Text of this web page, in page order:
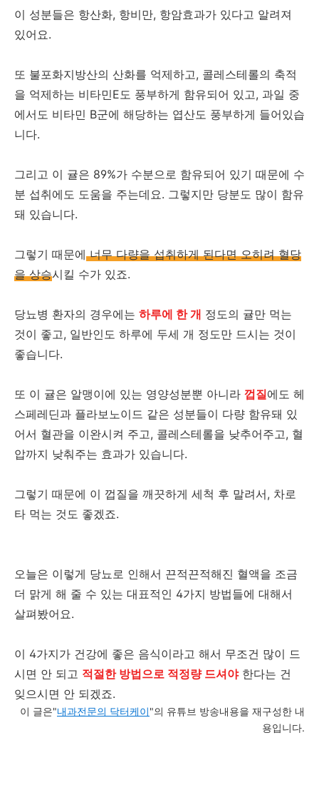
이 성분들은 항산화, 항비만, 항암효과가 있다고 알려져
있어요.
또 불포화지방산의 산화를 억제하고, 콜레스테롤의 축적
을 억제하는 비타민E도 풍부하게 함유되어 있고, 과일 중
에서도 비타민 B군에 해당하는 엽산도 풍부하게 들어있습
니다.
그리고 이 귤은 89%가 수분으로 함유되어 있기 때문에 수
분 섭취에도 도움을 주는데요. 그렇지만 당분도 많이 함유
돼 있습니다.
그렇기 때문에너무 다량을 섭취하게 된다면 오히려 혈당
을 상승시킬 수가 있죠.
당뇨병 환자의 경우에는 하루에 한 개 정도의 귤만 먹는
것이 좋고, 일반인도 하루에 두세 개 정도만 드시는 것이
좋습니다.
또 이 귤은 알맹이에 있는 영양성분뿐 아니라 껍질에도 헤
스페레딘과 플라보노이드 같은 성분들이 다량 함유돼 있
어서 혈관을 이완시켜 주고, 콜레스테롤을 낮추어주고, 혈
압까지 낮춰주는 효과가 있습니다.
그렇기 때문에 이 껍질을 깨끗하게 세척 후 말려서, 차로
타 먹는 것도 좋겠죠.
오늘은 이렇게 당뇨로 인해서 끈적끈적해진 혈액을 조금
더 맑게 해 줄 수 있는 대표적인 4가지 방법들에 대해서
살펴봤어요.
이 4가지가 건강에 좋은 음식이라고 해서 무조건 많이 드
시면 안 되고 적절한 방법으로 적정량 드셔야 한다는 건
잊으시면 안 되겠죠.
이 글은"내과전문의 닥터케이"의 유튜브 방송내용을 재구성한 내
용입니다.